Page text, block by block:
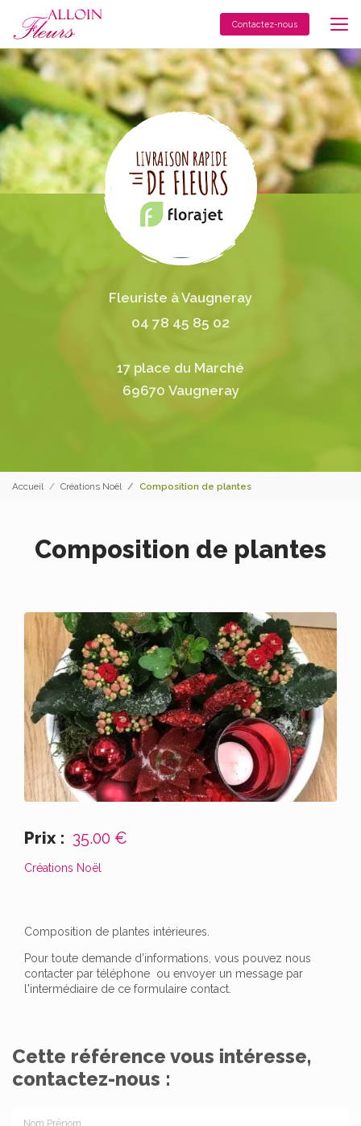
contenu
principal
Contactez-nous
Fleuriste à Vaugneray
04 78 45 85 02
17 place du Marché
69670 Vaugneray
Accueil Créations Noël Composition de plantes
Composition de plantes
Prix : 35.00 €
Créations Noël
Composition de plantes intérieures.
Pour toute demande d’informations, vous pouvez nous
contacter par téléphone ou envoyer un message par
l'intermédiaire de ce formulaire contact.
Cette référence vous intéresse,
contactez-nous :